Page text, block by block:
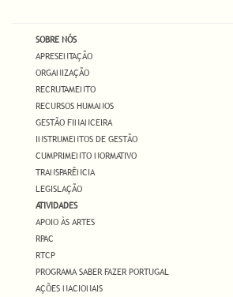
SOBRE NÓS
APRESENTAÇÃO
ORGANIZAÇÃO
RECRUTAMENTO
RECURSOS HUMANOS
GESTÃO FINANCEIRA
INSTRUMENTOS DE GESTÃO
CUMPRIMENTO NORMATIVO
TRANSPARÊNCIA
LEGISLAÇÃO
ATIVIDADES
APOIO ÀS ARTES
RPAC
RTCP
PROGRAMA SABER FAZER PORTUGAL
AÇÕES NACIONAIS